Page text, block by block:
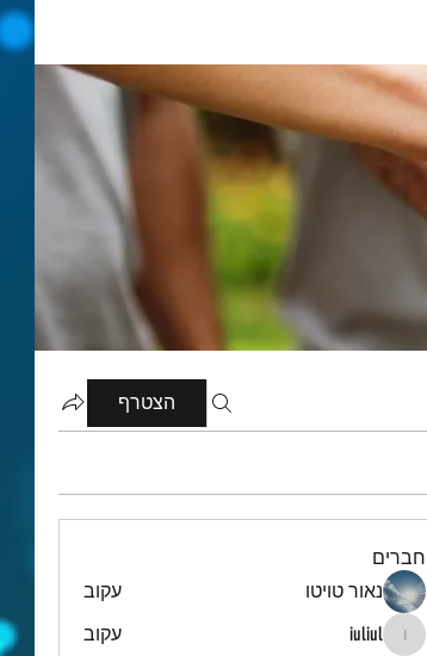
הצטרף
חברים
נאור טויטו
עקוב
iuliul
iuliul
עקוב